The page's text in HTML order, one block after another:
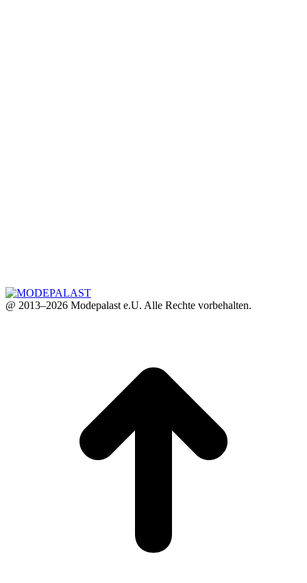
@ 2013–2026 Modepalast e.U. Alle Rechte vorbehalten.